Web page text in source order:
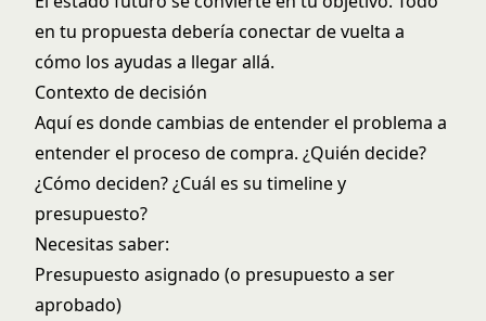
en tu propuesta debería conectar de vuelta a
cómo los ayudas a llegar allá.
Contexto de decisión
Aquí es donde cambias de entender el problema a
entender el proceso de compra. ¿Quién decide?
¿Cómo deciden? ¿Cuál es su timeline y
presupuesto?
Necesitas saber:
Presupuesto asignado (o presupuesto a ser
aprobado)